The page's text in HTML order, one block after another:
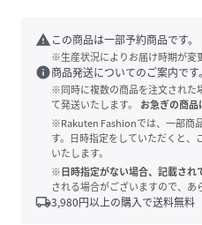
warning この商品は一部予約商品です。
※生産状況によりお届け時期が変
info商品発送についてのご案内です。
※同時に複数の商品を注文された
て発送いたします。
お急ぎの商品
※Rakuten Fashionでは、一部商
す。日時指定をしていただくと
いたします。
※日時指定がない場合、記載され
される場合がございますので、あ
local_shipping3,980円以上の購入で送料無料